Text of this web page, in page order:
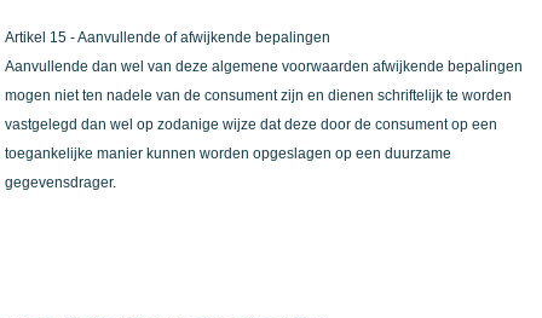
Artikel 15 - Aanvullende of afwijkende bepalingen
Aanvullende dan wel van deze algemene voorwaarden afwijkende bepalingen
mogen niet ten nadele van de consument zijn en dienen schriftelijk te worden
vastgelegd dan wel op zodanige wijze dat deze door de consument op een
toegankelijke manier kunnen worden opgeslagen op een duurzame
gegevensdrager.